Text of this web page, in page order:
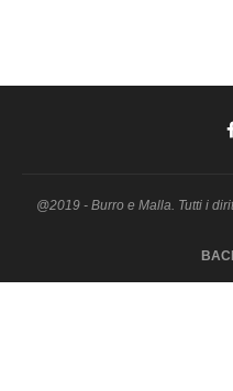
@2019 - Burro e Malla. Tutti i